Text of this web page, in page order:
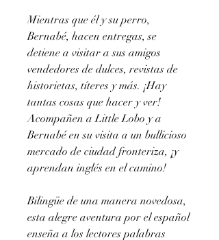
Mientras que él y su perro,
Bernabé, hacen entregas, se
detiene a visitar a sus amigos
vendedores de dulces, revistas de
historietas, títeres y más. ¡Hay
tantas cosas que hacer y ver!
Acompañen a Little Lobo y a
Bernabé en su visita a un bullicioso
mercado de ciudad fronteriza, ¡y
aprendan inglés en el camino!
Bilingüe de una manera novedosa,
esta alegre aventura por el español
enseña a los lectores palabras